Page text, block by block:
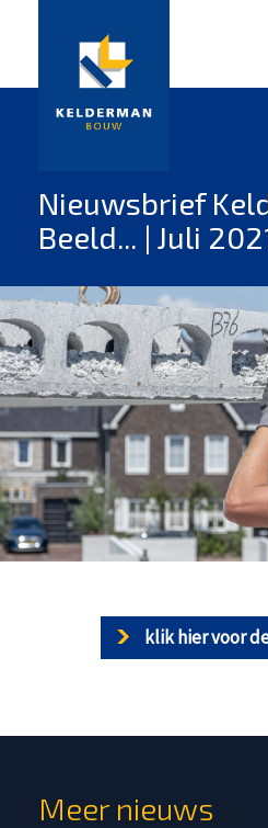
actueel
diensten
over kelderman
medewerkers
werken bij
mvo
leerbedrijf
magazines
projecten
contact
werken bij
downloads
Nieuwsbrief
Beeld... | Juli
klik hier voor
Meer nieuws